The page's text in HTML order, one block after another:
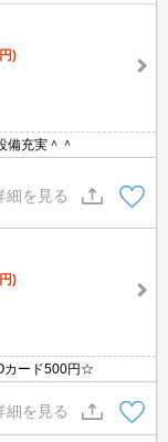
)
備充実＾＾
細を見る
)
カード500円☆
細を見る